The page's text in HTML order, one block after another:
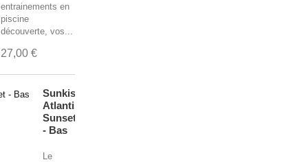
entrainements en
piscine
découverte, vos...
27,00 €
Sunkissed
Atlantis
Sunset
- Bas
Le